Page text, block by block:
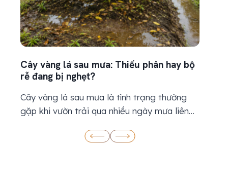
Cây vàng lá sau mưa: Thiếu phân hay bộ
rễ đang bị nghẹt?
Cây vàng lá sau mưa là tình trạng thường
gặp khi vườn trải qua nhiều ngày mưa liên
Khi thấy lá chuyển vàng, nhiều bà con